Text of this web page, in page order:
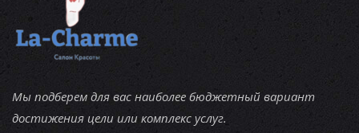
Мы подберем для вас наиболее бюджетный вариант
достижения цели или комплекс услуг.